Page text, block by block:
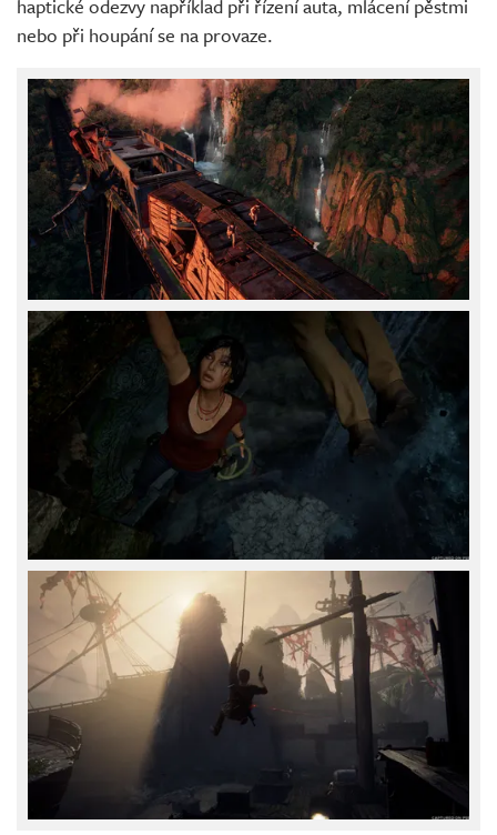
haptické odezvy například při řízení auta, mlácení pěstmi
nebo při houpání se na provaze.